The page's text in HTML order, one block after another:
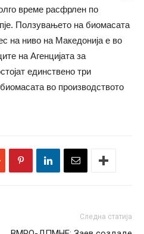
време расфрлен по
Ползувањето на биомасата
на ниво на Македонија е во
на Агенцијата за
единствено три
во производството
Следна статија